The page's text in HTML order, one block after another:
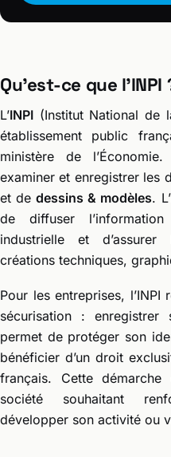
Qu’est-ce que l’INPI
L’INPI (Institut National de
établissement public
ministère de
examiner et enregistrer les
et dedessins & modèles.
de diffuser
industrielle et
créations techniques,
Pour les entreprises,
sécurisation :
permet de protéger son
bénéficier d’un droit
français. Cette
société souhaitant
développer son activité ou